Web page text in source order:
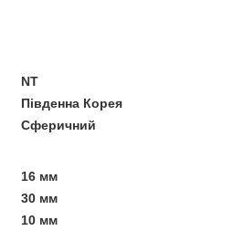
NT
Південна Корея
Сферичний
16 мм
30 мм
10 мм